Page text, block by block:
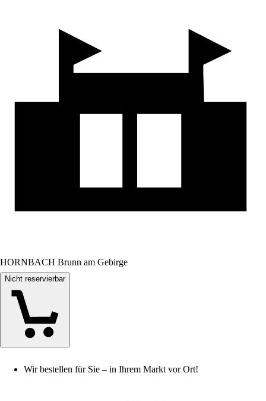
HORNBACH Brunn am Gebirge
Nicht reservierbar
Wir bestellen für Sie – in Ihrem Markt vor Ort!